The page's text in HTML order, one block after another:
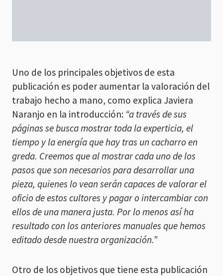
Uno de los principales objetivos de esta
publicación es poder aumentar la valoración del
trabajo hecho a mano, como explica Javiera
Naranjo en la introducción: “a través de sus
páginas se busca mostrar toda la experticia, el
tiempo y la energía que hay tras un cacharro en
greda. Creemos que al mostrar cada uno de los
pasos que son necesarios para desarrollar una
pieza, quienes lo vean serán capaces de valorar el
oficio de estos cultores y pagar o intercambiar con
ellos de una manera justa. Por lo menos así ha
resultado con los anteriores manuales que hemos
editado desde nuestra organización.”
Otro de los objetivos que tiene esta publicación